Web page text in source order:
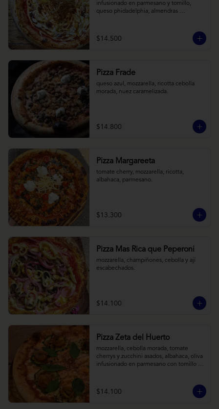
infusionado en parmesano y tomillo,
queso phidadelphia, almendras
$14.500
Pizza Frade
queso azul, mozzarella, ricotta cebolla
morada, nuez caramelizada.
$14.800
Pizza Margareeta
tomate cherry, mozzarella, ricotta,
albahaca, parmesano.
$13.300
Pizza Mas Rica que Peperoni
mozzarella, champiñones, cebolla y ají
escabechados.
$14.100
Pizza Zeta del Huerto
mozzarella, cebolla morada, tomate
cherrys y zucchini asados, albahaca, oliva
infusionado en parmesano con tomillo y
$14.100